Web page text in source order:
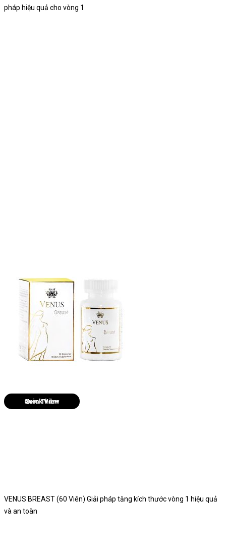
pháp hiệu quả cho vòng 1
Quick View
VENUS BREAST (60 Viên) Giải pháp tăng kích thước vòng 1 hiệu quả
và an toàn